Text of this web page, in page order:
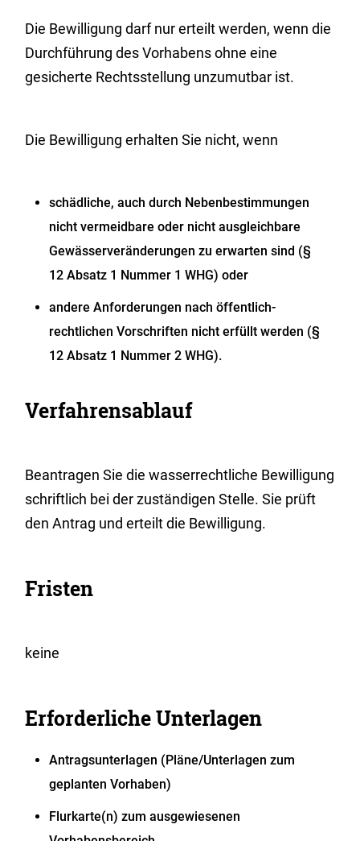
Die Bewilligung darf nur erteilt werden, wenn die
Durchführung des Vorhabens ohne eine
gesicherte Rechtsstellung unzumutbar ist.
Die Bewilligung erhalten Sie nicht, wenn
schädliche, auch durch Nebenbestimmungen
nicht vermeidbare oder nicht ausgleichbare
Gewässerveränderungen zu erwarten sind (§
12 Absatz 1 Nummer 1 WHG) oder
andere Anforderungen nach öffentlich-
rechtlichen Vorschriften nicht erfüllt werden (§
12 Absatz 1 Nummer 2 WHG).
Verfahrensablauf
Beantragen Sie die wasserrechtliche Bewilligung
schriftlich bei der zuständigen Stelle. Sie prüft
den Antrag und erteilt die Bewilligung.
Fristen
keine
Erforderliche Unterlagen
Antragsunterlagen (Pläne/Unterlagen zum
geplanten Vorhaben)
Flurkarte(n) zum ausgewiesenen